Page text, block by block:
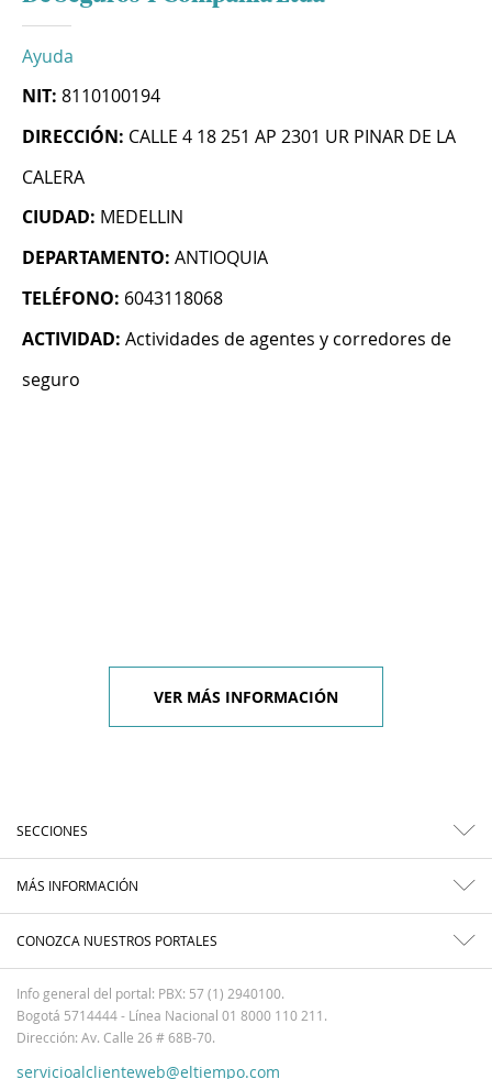
Ayuda
NIT: 8110100194
DIRECCIÓN: CALLE 4 18 251 AP 2301 UR PINAR DE LA
CALERA
CIUDAD: MEDELLIN
DEPARTAMENTO: ANTIOQUIA
TELÉFONO: 6043118068
ACTIVIDAD: Actividades de agentes y corredores de
seguro
VER MÁS INFORMACIÓN
SECCIONES
MÁS INFORMACIÓN
CONOZCA NUESTROS PORTALES
Info general del portal: PBX: 57 (1) 2940100.
Bogotá 5714444 - Línea Nacional 01 8000 110 211.
Dirección: Av. Calle 26 # 68B-70.
servicioalclienteweb@eltiempo.com